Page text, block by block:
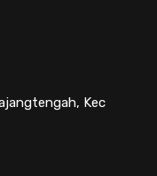
Kec